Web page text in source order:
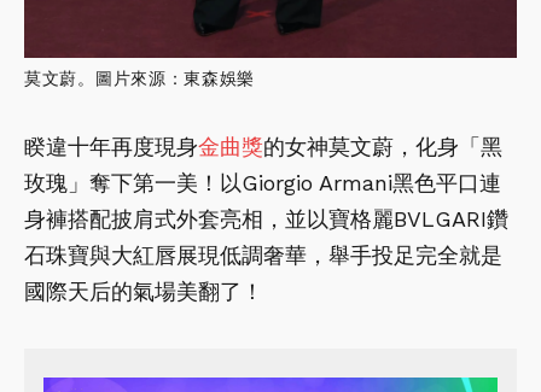
莫文蔚。圖片來源：東森娛樂
睽違十年再度現身金曲獎的女神莫文蔚，化身「黑
玫瑰」奪下第一美！以Giorgio Armani黑色平口連
身褲搭配披肩式外套亮相，並以寶格麗BVLGARI鑽
石珠寶與大紅唇展現低調奢華，舉手投足完全就是
國際天后的氣場美翻了！